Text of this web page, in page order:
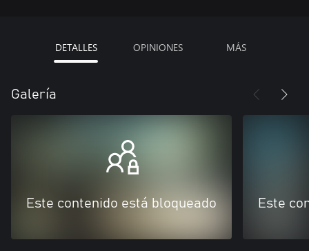
DETALLES OPINIONES MÁS
Galería
Este contenido está bloqueado Este